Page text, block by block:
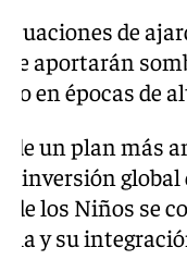
de
aportarán
en épocas de
de un plan más
inversión
de los Niños se
y su